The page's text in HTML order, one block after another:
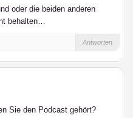
oder die beiden anderen
behalten…
Antworten
Sie den Podcast gehört?